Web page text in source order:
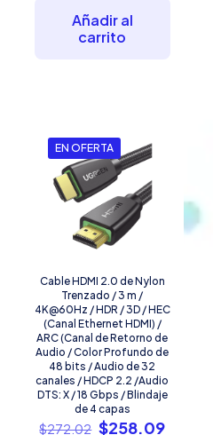
era:
$171.91.
Añadir al
carrito
EN OFERTA
Cable HDMI 2.0 de Nylon
Trenzado / 3 m /
4K@60Hz / HDR / 3D / HEC
(Canal Ethernet HDMI) /
ARC (Canal de Retorno de
Audio / Color Profundo de
48 bits / Audio de 32
canales / HDCP 2.2 /Audio
DTS: X / 18 Gbps / Blindaje
de 4 capas
$272.02 El
$258.09El